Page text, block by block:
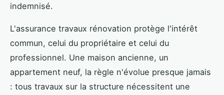
indemnisé.
L'assurance travaux rénovation protège l'intérêt
commun, celui du propriétaire et celui du
professionnel. Une maison ancienne, un
appartement neuf, la règle n'évolue presque jamais
: tous travaux sur la structure nécessitent une